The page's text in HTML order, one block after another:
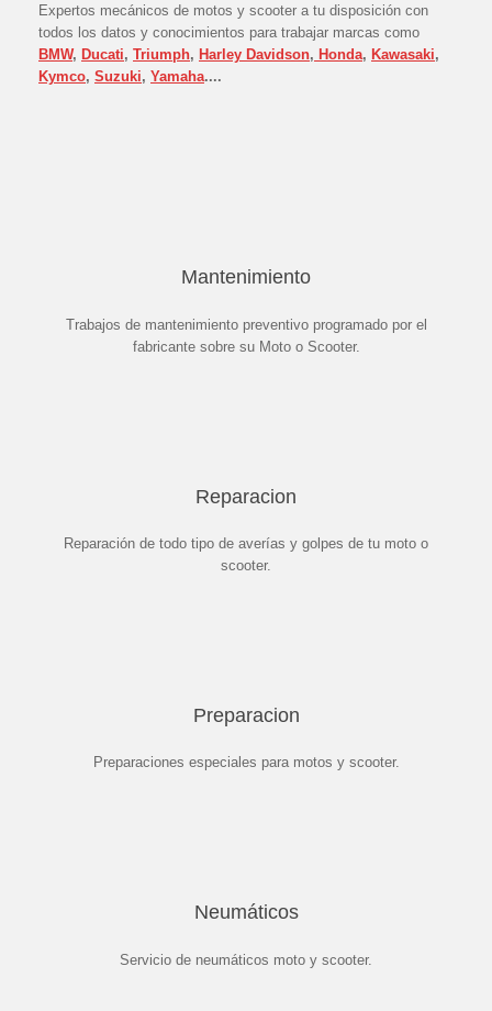
Expertos mecánicos de motos y scooter a tu disposición con
todos los datos y conocimientos para trabajar marcas como
BMW, Ducati, Triumph, Harley Davidson, Honda, Kawasaki,
Kymco, Suzuki, Yamaha....
Mantenimiento
Trabajos de mantenimiento preventivo programado por el
fabricante sobre su Moto o Scooter.
Reparacion
Reparación de todo tipo de averías y golpes de tu moto o
scooter.
Preparacion
Preparaciones especiales para motos y scooter.
Neumáticos
Servicio de neumáticos moto y scooter.